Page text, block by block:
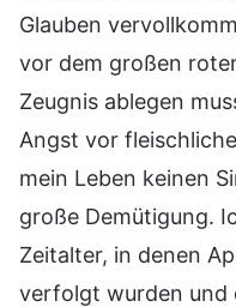
Glauben
vor dem großen
Zeugnis ablegen
Angst vor
mein Leben keinen
große Demütigung.
Zeitalter, in denen
verfolgt wurden und